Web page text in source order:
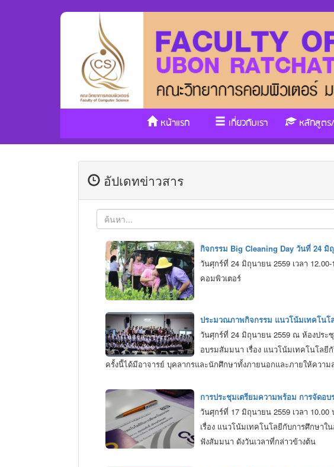
หน้าแรก เกี่ยวกับเรา หลักสูตร/
อัปเดทข่าวสาร
กิจกรรม Big Cleaning Day วันที่ 24 มิ
วันศุกร์ที่ 24 มิถุนายน 2559 เวลา
คอมพิวเตอร์
ประมวณภาพกิจกรรม แนวโน้มเทคโน
วันศุกร์ที่ 24 มิถุนายน 2559 ณ ห้องประ
อบรมสัมมนา เรื่อง แนวโน้มเทคโนโลยี
ครั้งนี้ได้มีอาจารย์ บุคลากรและนักศึกษาทั้งภายนอกและภายให้ความ
การประชุมเตรียมความพร้อม การจัดอ
วันศุกร์ที่ 17 มิถุนายน 2559 เวลา
เรื่อง แนวโน้มเทคโนโลยีกับการศึกษา
ฟังสัมมนา ดังวันเวลาที่กล่าวข้างต้น